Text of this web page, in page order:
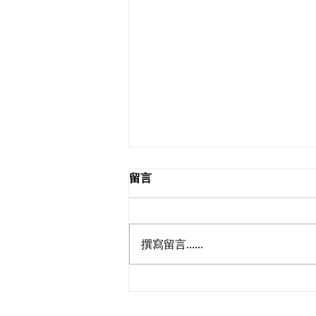
2026.08.09
留言
撰寫留言......